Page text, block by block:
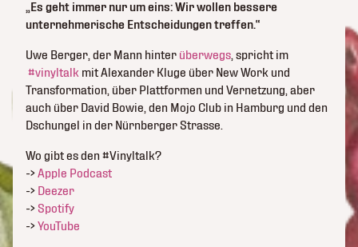
„Es geht immer nur um eins: Wir wollen bessere
unternehmerische Entscheidungen treffen.“
Uwe Berger, der Mann hinter überwegs, spricht im
#vinyltalk mit Alexander Kluge über New Work und
Transformation, über Plattformen und Vernetzung, aber
auch über David Bowie, den Mojo Club in Hamburg und den
Dschungel in der Nürnberger Strasse.
Wo gibt es den #Vinyltalk?
->Apple Podcast
-> Deezer
-> Spotify
->YouTube